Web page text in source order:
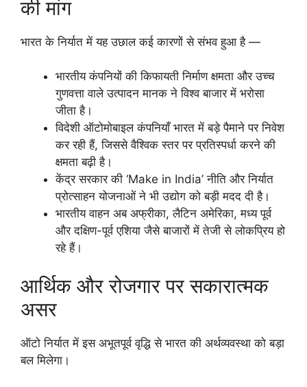
की मांग
भारत के निर्यात में यह उछाल कई कारणों से संभव हुआ है —
भारतीय कंपनियों की किफायती निर्माण क्षमता और उच्च
गुणवत्ता वाले उत्पादन मानक ने विश्व बाजार में भरोसा
जीता है।
विदेशी ऑटोमोबाइल कंपनियाँ भारत में बड़े पैमाने पर निवेश
कर रही हैं, जिससे वैश्विक स्तर पर प्रतिस्पर्धा करने की
क्षमता बढ़ी है।
केंद्र सरकार की ‘Make in India’ नीति और निर्यात
प्रोत्साहन योजनाओं ने भी उद्योग को बड़ी मदद दी है।
भारतीय वाहन अब अफ्रीका, लैटिन अमेरिका, मध्य पूर्व
और दक्षिण-पूर्व एशिया जैसे बाजारों में तेजी से लोकप्रिय हो
रहे हैं।
आर्थिक और रोजगार पर सकारात्मक
असर
ऑटो निर्यात में इस अभूतपूर्व वृद्धि से भारत की अर्थव्यवस्था को बड़ा
बल मिलेगा।